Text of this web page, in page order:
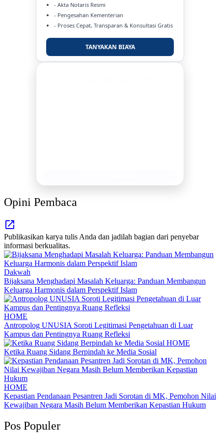
- Akta Notaris Resmi
- Pengesahan Kementerian
- Proses Cepat, Transparan & Konsultasi Gratis
TANYAKAN BIAYA
Opini Pembaca
Publikasikan karya tulis Anda dan jadilah bagian dari penyebar
informasi berkualitas.
Dakwah
Bijaksana Menghadapi Masalah Keluarga: Panduan Membangun
Keluarga Harmonis dalam Perspektif Islam
HOME
Antropolog UNUSIA Soroti Legitimasi Pengetahuan di Luar
Kampus dan Pentingnya Ruang Refleksi
HOME
Ketika Ruang Sidang Berpindah ke Media Sosial
HOME
Kepastian Pendanaan Pesantren Jadi Sorotan di MK, Pemohon Nilai
Kewajiban Negara Masih Belum Memberikan Kepastian Hukum
Pos Populer